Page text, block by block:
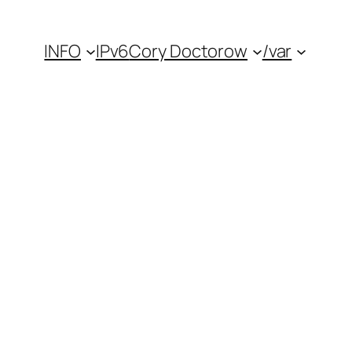
INFO IPv6Cory Doctorow /var